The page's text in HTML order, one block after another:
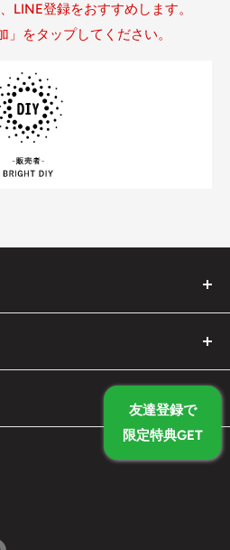
LINE登録をおすすめします。
」をタップしてください。
友達登録で
限定特典GET
れ
合